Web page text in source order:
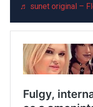
♬ sunet original –